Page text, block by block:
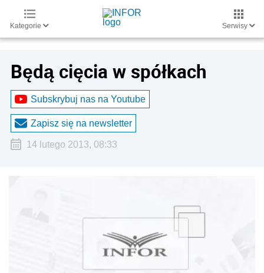
Kategorie Serwisy
Będą cięcia w spółkach
Subskrybuj nas na Youtube
Zapisz się na newsletter
14 lutego 2013, 08:33